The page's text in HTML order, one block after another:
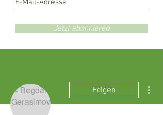
Jetzt abonnieren
Folgen